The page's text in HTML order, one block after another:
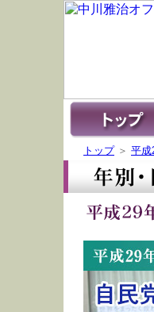
トップ＞ 平成